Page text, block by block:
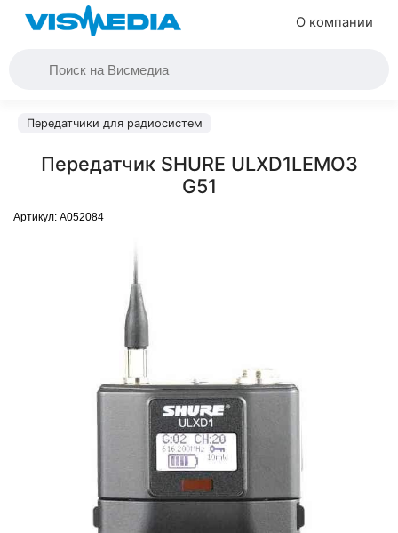
О компании
Передатчики для радиосистем
Передатчик SHURE ULXD1LEMO3
G51
Артикул: A052084